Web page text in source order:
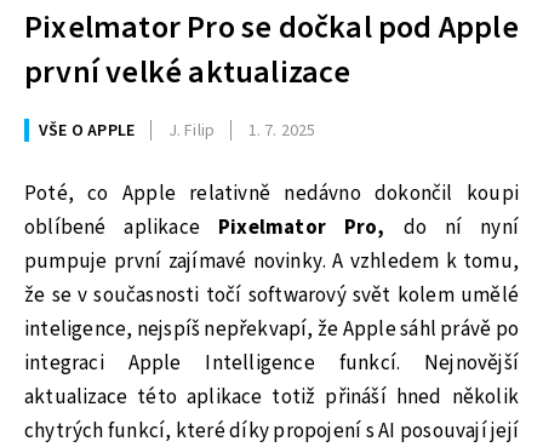
Pixelmator Pro se dočkal pod Apple
první velké aktualizace
VŠE O APPLE J. Filip 1. 7. 2025
Poté, co Apple relativně nedávno dokončil koupi
oblíbené aplikace Pixelmator Pro, do ní nyní
pumpuje první zajímavé novinky. A vzhledem k tomu,
že se v současnosti točí softwarový svět kolem umělé
inteligence, nejspíš nepřekvapí, že Apple sáhl právě po
integraci Apple Intelligence funkcí. Nejnovější
aktualizace této aplikace totiž přináší hned několik
chytrých funkcí, které díky propojení s AI posouvají její